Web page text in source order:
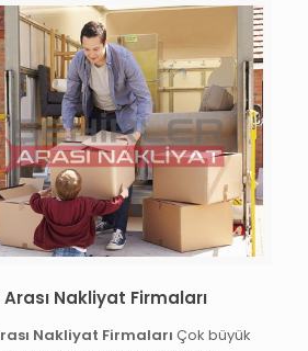
Nakliyat Firmaları
Nakliyat Firmaları Çok büyük